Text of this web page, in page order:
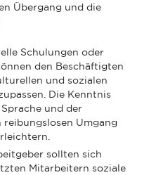
Übergang und die
Schulungen oder
den Beschäftigten
und sozialen
Die Kenntnis
und der
Umgang
sollten sich
Mitarbeitern soziale